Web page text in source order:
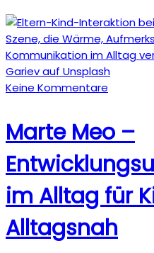
Keine Kommentare
Marte Meo –
im Alltag für
Alltagsnah